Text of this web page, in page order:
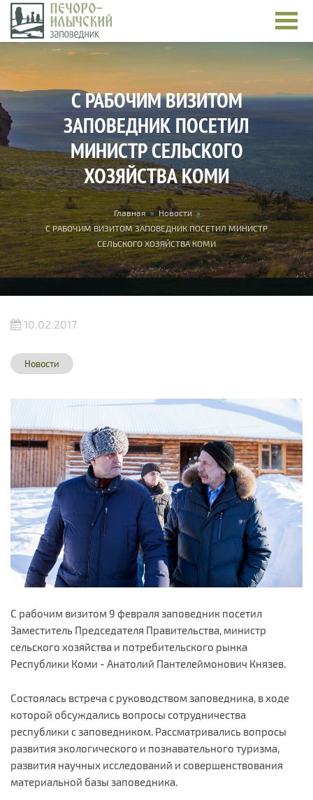
Перейти к основному содержанию
С РАБОЧИМ ВИЗИТОМ
ЗАПОВЕДНИК ПОСЕТИЛ
МИНИСТР СЕЛЬСКОГО
ХОЗЯЙСТВА КОМИ
Вы здесь Главная » Новости »
С РАБОЧИМ ВИЗИТОМ ЗАПОВЕДНИК ПОСЕТИЛ МИНИСТР
СЕЛЬСКОГО ХОЗЯЙСТВА КОМИ
10.02.2017
Новости
С рабочим визитом 9 февраля заповедник посетил
Заместитель Председателя Правительства, министр
сельского хозяйства и потребительского рынка
Республики Коми - Анатолий Пантелеймонович Князев.
Состоялась встреча с руководством заповедника, в ходе
которой обсуждались вопросы сотрудничества
республики с заповедником. Рассматривались вопросы
развития экологического и познавательного туризма,
развития научных исследований и совершенствования
материальной базы заповедника.